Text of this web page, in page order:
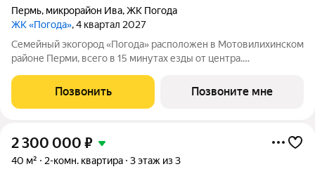
Пермь, микрорайон Ива,ЖК Погода
ЖК «Погода», 4 квартал 2027
Семейный экогород «Погода» расположен в Мотовилихинском
районе Перми, всего в 15 минутах езды от центра.
застройщика «Девелопмент-Юг». «Город в городе» площадью
40 га. Территория с высоким
Позвонить Позвоните мне
2 300 000 ₽
40 м² 2-комн. квартира 3 этаж из 3